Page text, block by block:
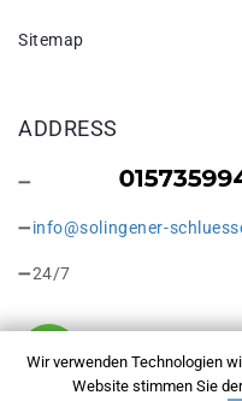
Wir verwenden Technologien
Website stimmen Sie
Sitemap
ADDRESS
info@solingener-
24/7